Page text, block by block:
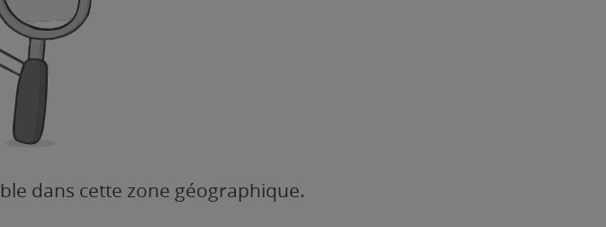
dans cette zone géographique.